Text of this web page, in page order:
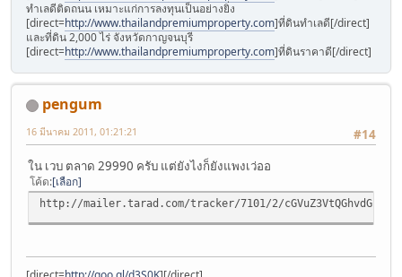
ทำเลดีติดถนน เหมาะแก่การลงทุนเป็นอย่างยิ่ง
[direct=http://www.thailandpremiumproperty.com]ที่ดินทำเลดี[/direct]
และที่ดิน 2,000 ไร่ จังหวัดกาญจนบุรี
[direct=http://www.thailandpremiumproperty.com]ที่ดินราคาดี[/direct]
pengum
#14
16 มีนาคม 2011, 01:21:21
ใน เวบ ตลาด 29990 ครับ แต่ยังไงก็ยังแพงเว่ออ
โค้ด เลือก
http://mailer.tarad.com/tracker/7101/2/cGVuZ3VtQGhvdG1haWwuY29t/